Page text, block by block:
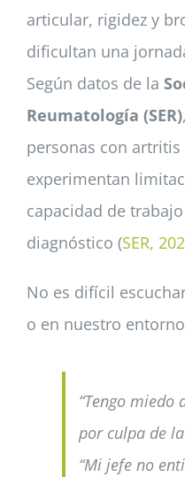
articular, rigidez y
dificultan una
Según datos de la
Reumatología (SER)
personas con
experimentan
capacidad de
diagnóstico (SER,
No es difícil
o en nuestro
“Tengo
por culpa de
“Mi jefe no